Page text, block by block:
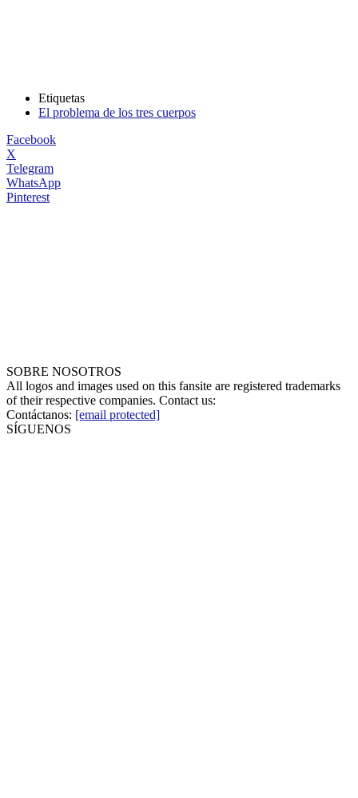
Etiquetas
El problema de los tres cuerpos
Facebook
X
Telegram
WhatsApp
Pinterest
SOBRE NOSOTROS
All logos and images used on this fansite are registered trademarks
of their respective companies. Contact us:
Contáctanos: [email protected]
SÍGUENOS